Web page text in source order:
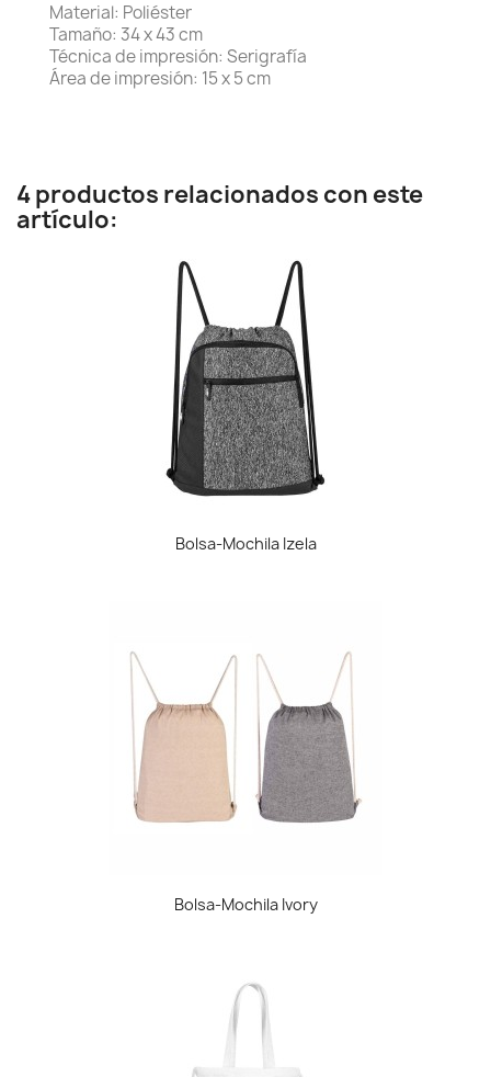
Material: Poliéster
Tamaño: 34 x 43 cm
Técnica de impresión: Serigrafía
Área de impresión: 15 x 5 cm
4 productos relacionados con este
artículo:
Bolsa-Mochila Izela
Bolsa-Mochila Ivory